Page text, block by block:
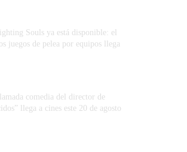
Souls ya está disponible: el
juegos de pelea por equipos llega
comedia del director de
llega a cines este 20 de agosto